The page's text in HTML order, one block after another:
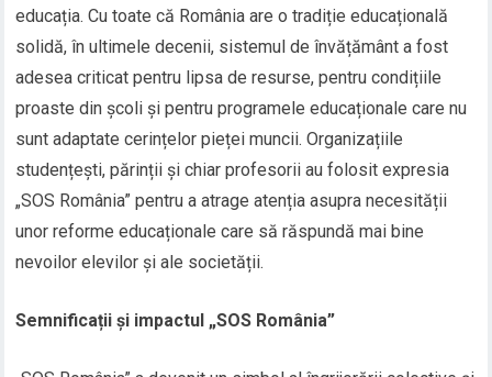
educația. Cu toate că România are o tradiție educațională
solidă, în ultimele decenii, sistemul de învățământ a fost
adesea criticat pentru lipsa de resurse, pentru condițiile
proaste din școli și pentru programele educaționale care nu
sunt adaptate cerințelor pieței muncii. Organizațiile
studențești, părinții și chiar profesorii au folosit expresia
„SOS România” pentru a atrage atenția asupra necesității
unor reforme educaționale care să răspundă mai bine
nevoilor elevilor și ale societății.
Semnificații și impactul „SOS România”